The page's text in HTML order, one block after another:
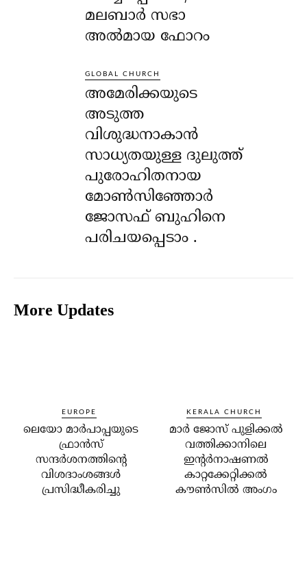
മലബാർ സഭാ
അൽമായ ഫോറം
GLOBAL CHURCH
അമേരിക്കയുടെ
അടുത്ത
വിശുദ്ധനാകാൻ
സാധ്യതയുള്ള ദുലുത്ത്
പുരോഹിതനായ
മോൺസിഞ്ഞോർ
ജോസഫ് ബുഹിനെ
പരിചയപ്പെടാം .
More Updates
EUROPE
ലെയോ മാര്‍പാപ്പയുടെ
ഫ്രാന്‍സ്
സന്ദര്‍ശനത്തിന്റെ
വിശദാംശങ്ങള്‍
പ്രസിദ്ധീകരിച്ചു
KERALA CHURCH
മാര്‍ ജോസ് പുളിക്കല്‍
വത്തിക്കാനിലെ
ഇന്റര്‍നാഷണല്‍
കാറ്റക്കേറ്റിക്കല്‍
കൗണ്‍സില്‍ അംഗം